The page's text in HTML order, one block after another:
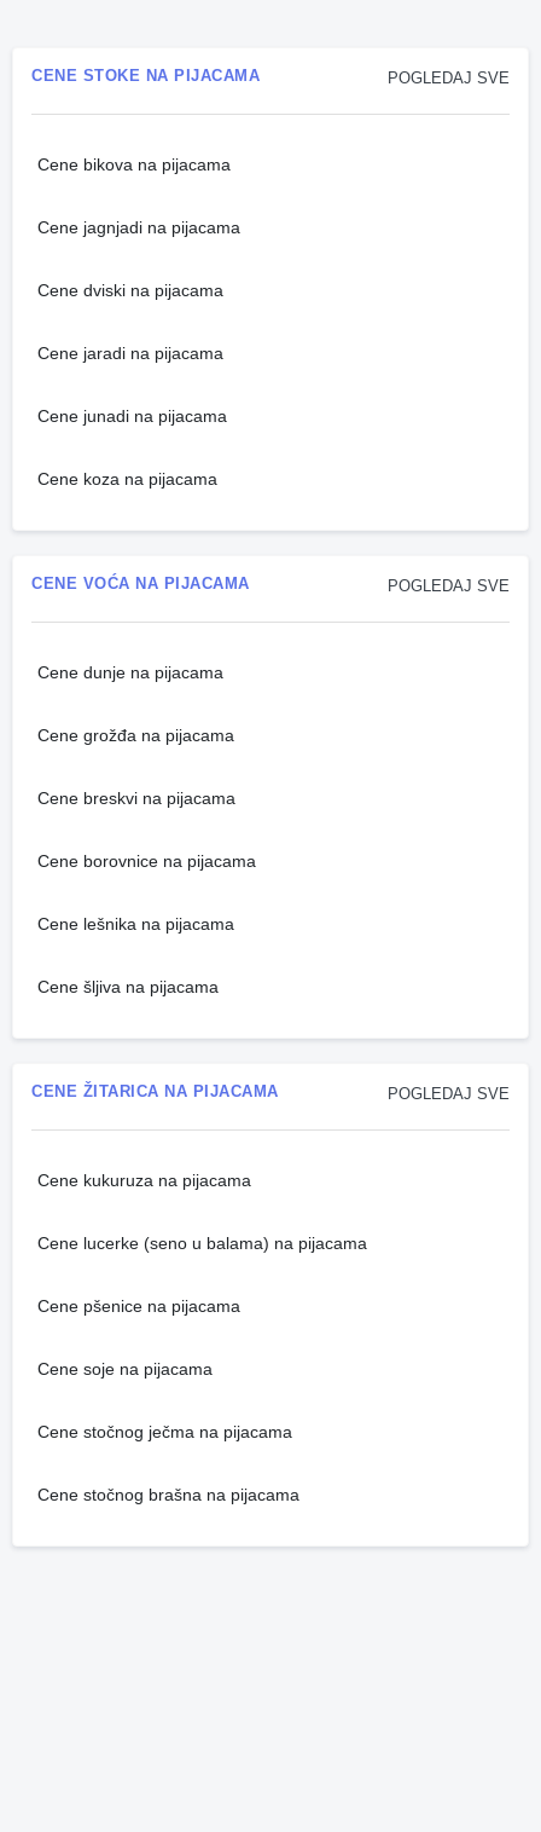
POGLEDAJ SVE
CENE STOKE NA PIJACAMA
Cene bikova na pijacama
Cene jagnjadi na pijacama
Cene dviski na pijacama
Cene jaradi na pijacama
Cene junadi na pijacama
Cene koza na pijacama
POGLEDAJ SVE
CENE VOĆA NA PIJACAMA
Cene dunje na pijacama
Cene grožđa na pijacama
Cene breskvi na pijacama
Cene borovnice na pijacama
Cene lešnika na pijacama
Cene šljiva na pijacama
POGLEDAJ SVE
CENE ŽITARICA NA PIJACAMA
Cene kukuruza na pijacama
Cene lucerke (seno u balama) na pijacama
Cene pšenice na pijacama
Cene soje na pijacama
Cene stočnog ječma na pijacama
Cene stočnog brašna na pijacama